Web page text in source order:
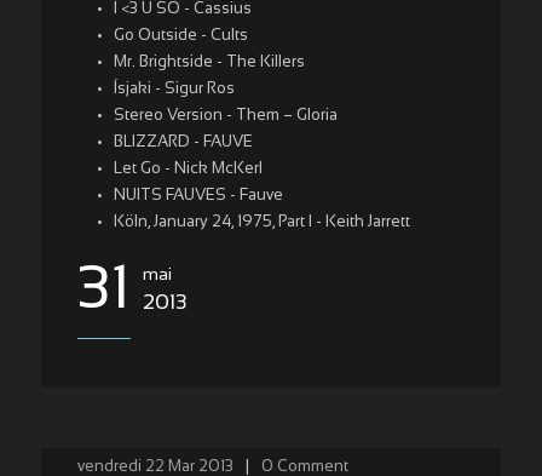
I <3 U SO - Cassius
Go Outside - Cults
Mr. Brightside - The Killers
Ísjaki - Sigur Ros
Stereo Version - Them – Gloria
BLIZZARD - FAUVE
Let Go - Nick McKerl
NUITS FAUVES - Fauve
Köln, January 24, 1975, Part I - Keith Jarrett
31 mai
2013
vendredi 22 Mar 2013 0 Comment